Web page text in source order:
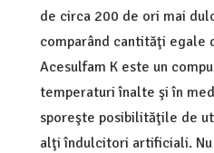
de circa 200 de ori mai
comparând cantităţi egale
Acesulfam K este un
temperaturi înalte şi în
sporeşte posibilităţile de
alţi îndulcitori artificiali.